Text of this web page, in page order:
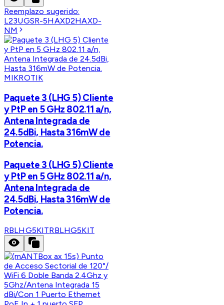
Reemplazo sugerido:
L23UGSR-5HAXD2HAXD-
NM
MIKROTIK
Paquete 3 (LHG 5) Cliente
y PtP en 5 GHz 802.11 a/n,
Antena Integrada de
24.5dBi, Hasta 316mW de
Potencia.
Paquete 3 (LHG 5) Cliente
y PtP en 5 GHz 802.11 a/n,
Antena Integrada de
24.5dBi, Hasta 316mW de
Potencia.
RBLHG5KITRBLHG5KIT